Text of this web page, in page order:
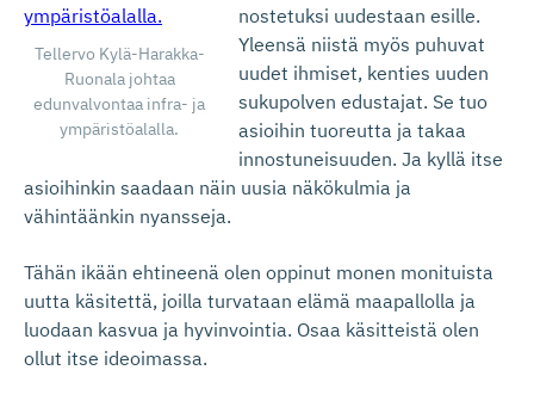
Tellervo Kylä-Harakka-
Ruonala johtaa
edunvalvontaa infra- ja
ympäristöalalla.
nostetuksi uudestaan esille.
Yleensä niistä myös puhuvat
uudet ihmiset, kenties uuden
sukupolven edustajat. Se tuo
asioihin tuoreutta ja takaa
innostuneisuuden. Ja kyllä itse
asioihinkin saadaan näin uusia näkökulmia ja
vähintäänkin nyansseja.
Tähän ikään ehtineenä olen oppinut monen monituista
uutta käsitettä, joilla turvataan elämä maapallolla ja
luodaan kasvua ja hyvinvointia. Osaa käsitteistä olen
ollut itse ideoimassa.